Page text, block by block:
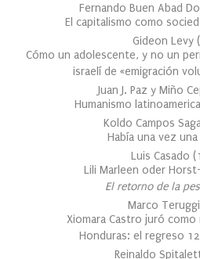
Fernando Buen Abad
El capitalismo como
Gideon Levy (
Cómo un adolescente, y no un
israelí de «emigración
Juan J. Paz y Miño
Humanismo
Koldo Campos
Había una vez
Luis Casado (
Lili Marleen oder
El retorno de la
Marco Teruggi
Xiomara Castro juró
Honduras: el regreso
Reinaldo